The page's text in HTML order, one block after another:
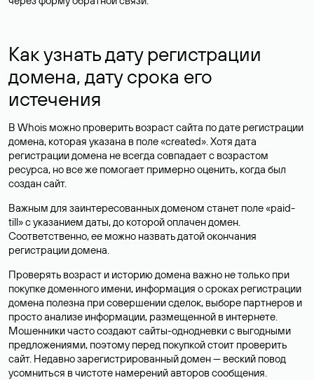
Как узнать дату регистрации
домена, дату срока его
истечения
В Whois можно проверить возраст сайта по дате регистрации
домена, которая указана в поле «created». Хотя дата
регистрации домена не всегда совпадает с возрастом
ресурса, но все же помогает примерно оценить, когда был
создан сайт.
Важным для заинтересованных доменом станет поле «paid-
till» с указанием даты, до которой оплачен домен.
Соответственно, ее можно назвать датой окончания
регистрации домена.
Проверять возраст и историю домена важно не только при
покупке доменного имени, информация о сроках регистрации
домена полезна при совершении сделок, выборе партнеров и
просто анализе информации, размещенной в интернете.
Мошенники часто создают сайты-однодневки с выгодными
предложениями, поэтому перед покупкой стоит проверить
сайт. Недавно зарегистрированный домен — веский повод
усомниться в чистоте намерений авторов сообщения.